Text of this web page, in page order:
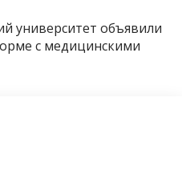
университет объявили
с медицинскими